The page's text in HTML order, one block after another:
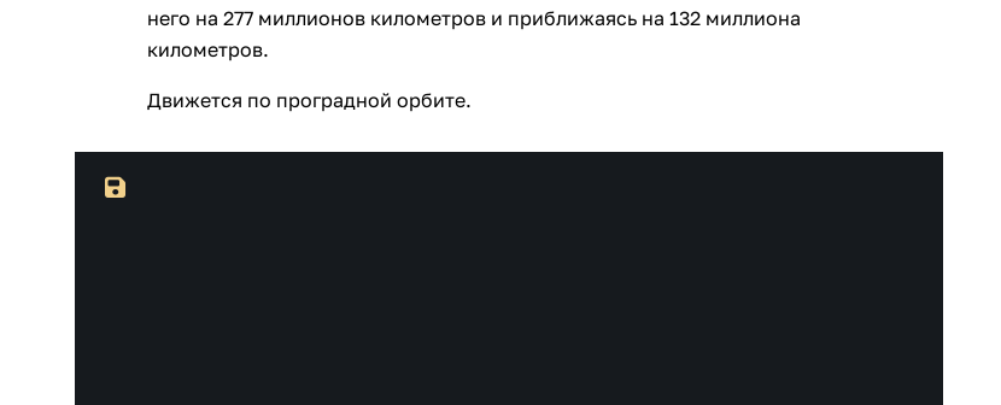
него на 277 миллионов километров и приближаясь на 132 миллиона
километров.
Движется по проградной орбите.